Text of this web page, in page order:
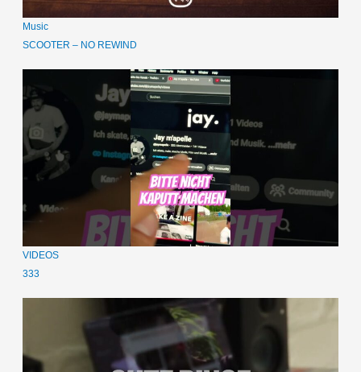
Music
SCOOTER – NO REWIND
VIDEOS
333